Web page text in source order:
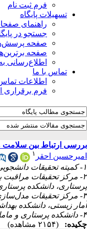
فرم ثبت نام
تسهیلات پایگاه
راهنمای
جستجو در
صفحه
صفحه
اطلاع‌رسانی
تماس با ما
اطلاعات
فرم برقراری
بررسی ارتباط بین سلامت
امیرحسین احقر ۱
۱- کمیته تحقیقات دانشجویی، دانشگاه علوم پزشکی همدان، همدان، ایران
۲- مرکز تحقیقات
پرستاری، دانشکده
۳- مرکز تحقیقات
آمار زیستی، دانشکده
۴- دانشکده پرستاری و مامایی، دانشگاه علوم پزشکی کرمانشاه، کرمانشاه، ایران
چکیده:
(۲۱۵۴ مشاهده)